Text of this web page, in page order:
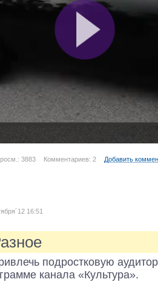
3883 Комментариев: 2 Добавить
16:51
подростковую
канала «Культура».